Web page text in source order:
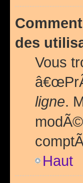
des
Vous
ligne.
Haut